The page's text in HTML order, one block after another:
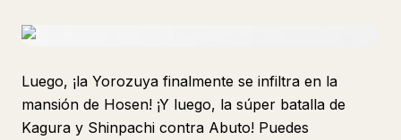
Luego, ¡la Yorozuya finalmente se infiltra en la
mansión de Hosen! ¡Y luego, la súper batalla de
Kagura y Shinpachi contra Abuto! Puedes